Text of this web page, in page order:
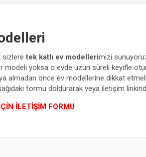
sizlere tek katlı ev modellerimizi
modeli yoksa o evde uzun süreli keyifle
almadan önce ev modellerine dikkat
formu doldurarak veya iletişim
İLETİŞİM FORMU